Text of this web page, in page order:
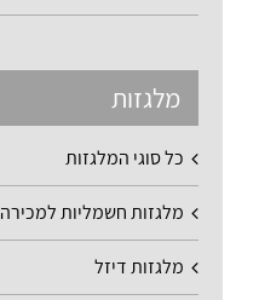
מלגזות
כל סוגי המלגזות
מלגזות חשמליות למכירה
מלגזות דיזל